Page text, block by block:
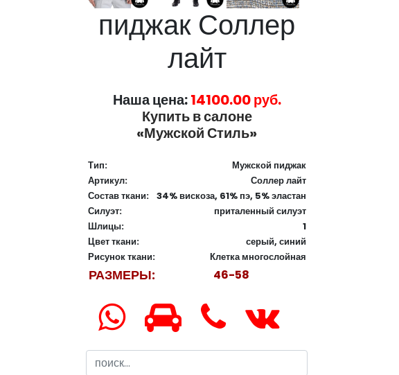
пиджак Соллер
лайт
Наша цена:14100.00 руб.
Купить в салоне
«Мужской Стиль»
Тип:
Мужской пиджак
Артикул:
Соллер лайт
Состав ткани:
34% вискоза, 61% пэ, 5% эластан
Силуэт:
приталенный силуэт
Шлицы:
1
Цвет ткани:
серый, синий
Рисунок ткани:
Клетка многослойная
РАЗМЕРЫ: 46-58